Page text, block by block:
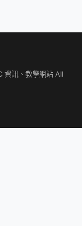
訊、教學網站 All